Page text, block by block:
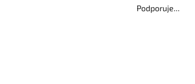
Podporuje...